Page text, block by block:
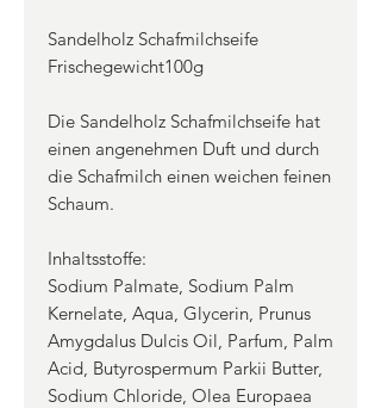
Sandelholz Schafmilchseife
Frischegewicht100g
Die Sandelholz Schafmilchseife hat
einen angenehmen Duft und durch
die Schafmilch einen weichen feinen
Schaum.
Inhaltsstoffe:
Sodium Palmate, Sodium Palm
Kernelate, Aqua, Glycerin, Prunus
Amygdalus Dulcis Oil, Parfum, Palm
Acid, Butyrospermum Parkii Butter,
Sodium Chloride, Olea Europaea